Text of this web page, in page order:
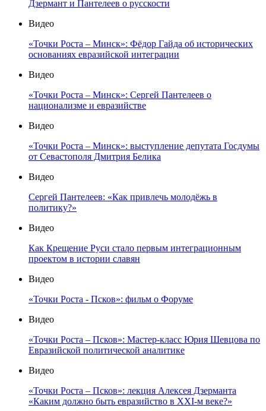
Дзермант и Пантелеев о русскости
Видео
«Точки Роста – Минск»: Фёдор Гайда об исторических
основаниях евразийской интеграции
Видео
«Точки Роста – Минск»: Сергей Пантелеев о
национализме и евразийстве
Видео
«Точки Роста – Минск»: выступление депутата Госдумы
от Севастополя Дмитрия Белика
Видео
Сергей Пантелеев: «Как привлечь молодёжь в
политику?»
Видео
Как Крещение Руси стало первым интеграционным
проектом в истории славян
Видео
«Точки Роста - Псков»: фильм о Форуме
Видео
«Точки Роста – Псков»: Мастер-класс Юрия Шевцова по
Евразийской политической аналитике
Видео
«Точки Роста – Псков»: лекция Алексея Дзерманта
«Каким должно быть евразийство в XXI-м веке?»